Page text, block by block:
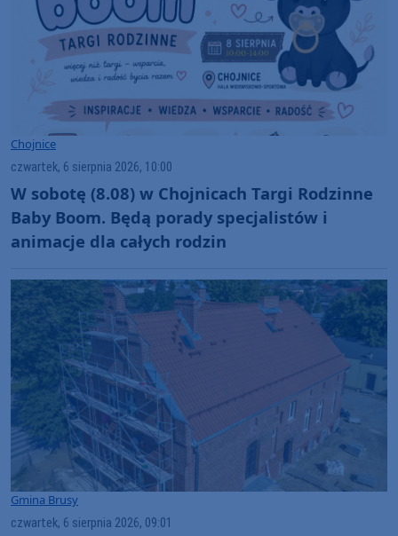
Chojnice
czwartek, 6 sierpnia 2026, 10:00
W sobotę (8.08) w Chojnicach Targi Rodzinne
Baby Boom. Będą porady specjalistów i
animacje dla całych rodzin
Gmina Brusy
czwartek, 6 sierpnia 2026, 09:01